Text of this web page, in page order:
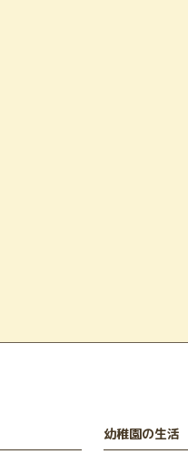
幼稚園の生活